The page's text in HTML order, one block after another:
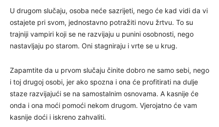
U drugom slučaju, osoba neće sazrijeti, nego će kad vidi da vi
ostajete pri svom, jednostavno potražiti novu žrtvu. To su
trajniji vampiri koji se ne razvijaju u punini osobnosti, nego
nastavljaju po starom. Oni stagniraju i vrte se u krug.
Zapamtite da u prvom slučaju činite dobro ne samo sebi, nego
i toj drugoj osobi, jer ako spozna i ona će profitirati na dulje
staze razvijajući se na samostalnim osnovama. A kasnije će
onda i ona moći pomoći nekom drugom. Vjerojatno će vam
kasnije doći i iskreno zahvaliti.